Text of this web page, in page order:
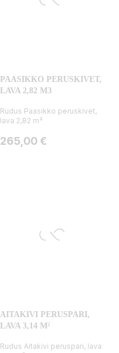
PAASIKKO PERUSKIVET,
LAVA 2,82 M3
Rudus Paasikko peruskivet,
lava 2,82 m²
Hinta
265,00 €
AITAKIVI PERUSPARI,
LAVA 3,14 M²
Rudus Aitakivi peruspari, lava